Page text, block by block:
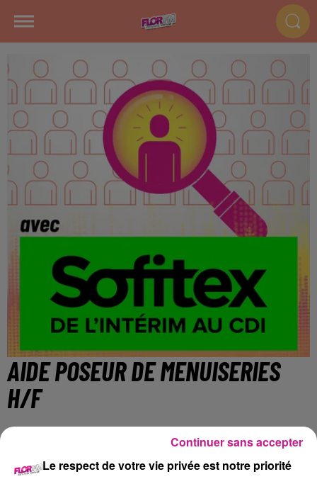
AIDE POSEUR DE MENUISERIES
H/F
Le respect de votre vie privée est notre priorité
Continuer sans accepter